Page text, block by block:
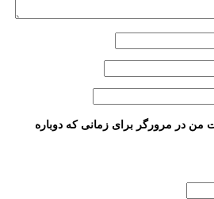
من در مرورگر برای زمانی که دوباره